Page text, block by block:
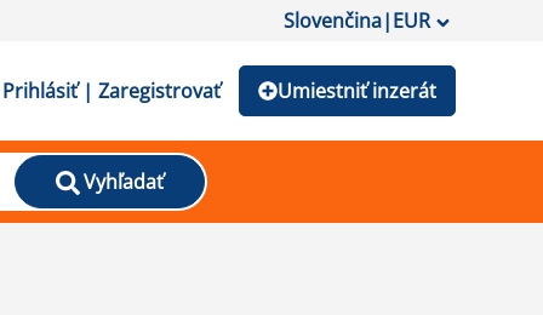
Slovenčina|EUR
Prihlásiť | Zaregistrovať Umiestniť inzerát
Vyhľadať